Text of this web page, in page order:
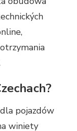
pojazdów
winiety